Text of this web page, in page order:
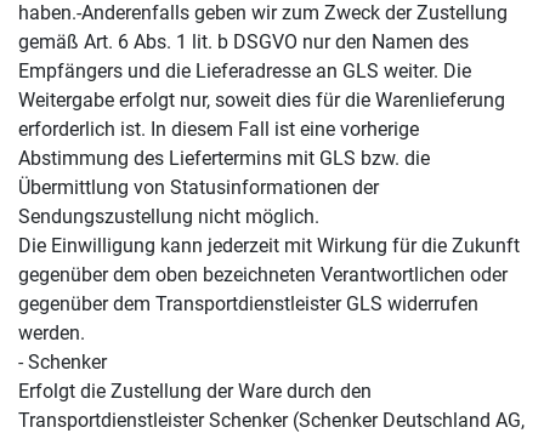
haben.-Anderenfalls geben wir zum Zweck der Zustellung
gemäß Art. 6 Abs. 1 lit. b DSGVO nur den Namen des
Empfängers und die Lieferadresse an GLS weiter. Die
Weitergabe erfolgt nur, soweit dies für die Warenlieferung
erforderlich ist. In diesem Fall ist eine vorherige
Abstimmung des Liefertermins mit GLS bzw. die
Übermittlung von Statusinformationen der
Sendungszustellung nicht möglich.
Die Einwilligung kann jederzeit mit Wirkung für die Zukunft
gegenüber dem oben bezeichneten Verantwortlichen oder
gegenüber dem Transportdienstleister GLS widerrufen
werden.
- Schenker
Erfolgt die Zustellung der Ware durch den
Transportdienstleister Schenker (Schenker Deutschland AG,